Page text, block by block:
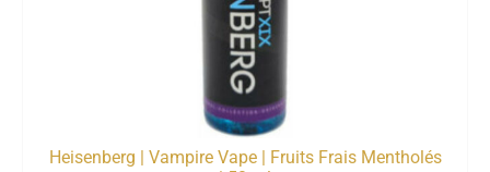
Heisenberg | Vampire Vape | Fruits Frais Mentholés